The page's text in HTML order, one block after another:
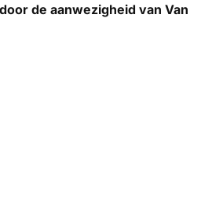
de aanwezigheid van Van